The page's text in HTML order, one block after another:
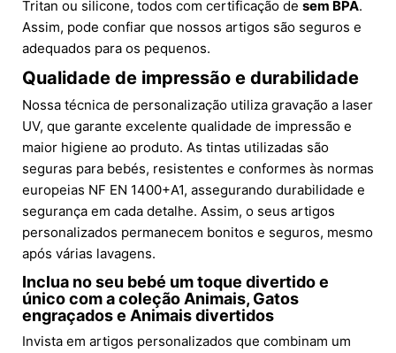
Tritan ou silicone, todos com certificação de sem BPA.
Assim, pode confiar que nossos artigos são seguros e
adequados para os pequenos.
Qualidade de impressão e durabilidade
Nossa técnica de personalização utiliza gravação a laser
UV, que garante excelente qualidade de impressão e
maior higiene ao produto. As tintas utilizadas são
seguras para bebés, resistentes e conformes às normas
europeias NF EN 1400+A1, assegurando durabilidade e
segurança em cada detalhe. Assim, o seus artigos
personalizados permanecem bonitos e seguros, mesmo
após várias lavagens.
Inclua no seu bebé um toque divertido e
único com a coleção Animais, Gatos
engraçados e Animais divertidos
Invista em artigos personalizados que combinam um